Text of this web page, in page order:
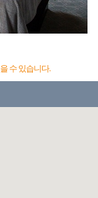
수 있습니다.